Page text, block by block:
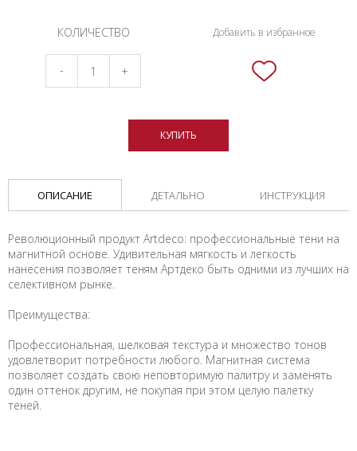
КОЛИЧЕСТВО
- +
КУПИТЬ
Добавить в избранное
ОПИСАНИЕ ДЕТАЛЬНО ИНСТРУКЦИЯ
Революционный продукт Artdeco: профессиональные тени на
магнитной основе. Удивительная мягкость и легкость
нанесения позволяет теням Артдеко быть одними из лучших на
селективном рынке.
Преимущества:
Профессиональная, шелковая текстура и множество тонов
удовлетворит потребности любого. Магнитная система
позволяет создать свою неповторимую палитру и заменять
один оттенок другим, не покупая при этом целую палетку
теней.